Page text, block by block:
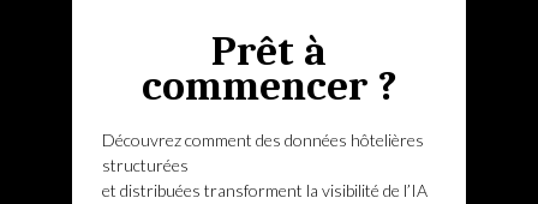
Prêt à
commencer ?
Découvrez comment des données hôtelières
structurées
et distribuées transforment la visibilité de l’IA